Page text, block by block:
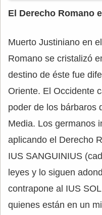
El Derecho Romano
Muerto Justiniano en
Romano se cristalizó
destino de éste fue
Oriente. El Occidente
poder de los bárbaros
Media. Los germanos
aplicando el Derecho
IUS SANGUINIUS
leyes y lo siguen
contrapone al IUS
quienes están en un